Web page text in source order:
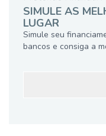
SIMULE AS
LUGAR
Simule seu
bancos e consiga a